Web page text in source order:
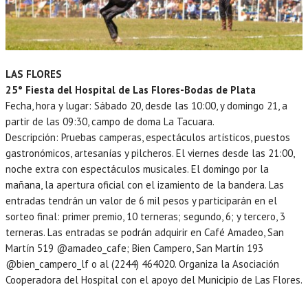
LAS FLORES
25° Fiesta del Hospital de Las Flores-Bodas de Plata
Fecha, hora y lugar: Sábado 20, desde las 10:00, y domingo 21, a
partir de las 09:30, campo de doma La Tacuara.
Descripción: Pruebas camperas, espectáculos artísticos, puestos
gastronómicos, artesanías y pilcheros. El viernes desde las 21:00,
noche extra con espectáculos musicales. El domingo por la
mañana, la apertura oficial con el izamiento de la bandera. Las
entradas tendrán un valor de 6 mil pesos y participarán en el
sorteo final: primer premio, 10 terneras; segundo, 6; y tercero, 3
terneras. Las entradas se podrán adquirir en Café Amadeo, San
Martín 519 @amadeo_cafe; Bien Campero, San Martín 193
@bien_campero_lf o al (2244) 464020. Organiza la Asociación
Cooperadora del Hospital con el apoyo del Municipio de Las Flores.